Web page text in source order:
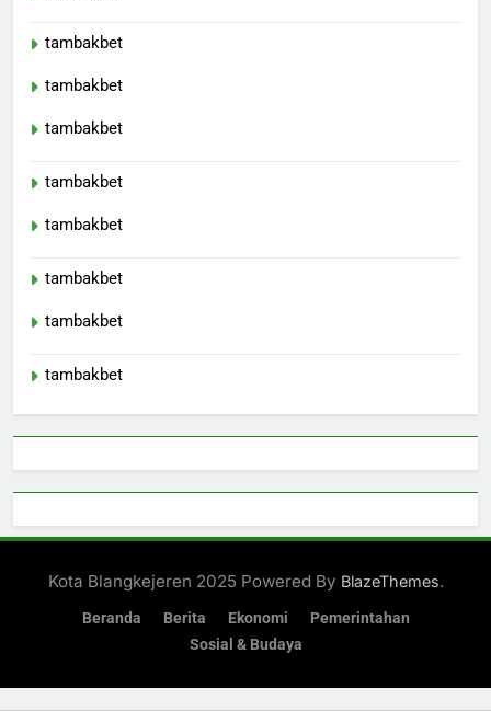
tambakbet
tambakbet
tambakbet
tambakbet
tambakbet
tambakbet
tambakbet
tambakbet
Kota Blangkejeren 2025 Powered By BlazeThemes.
Beranda Berita Ekonomi
Pemerintahan
Sosial & Budaya